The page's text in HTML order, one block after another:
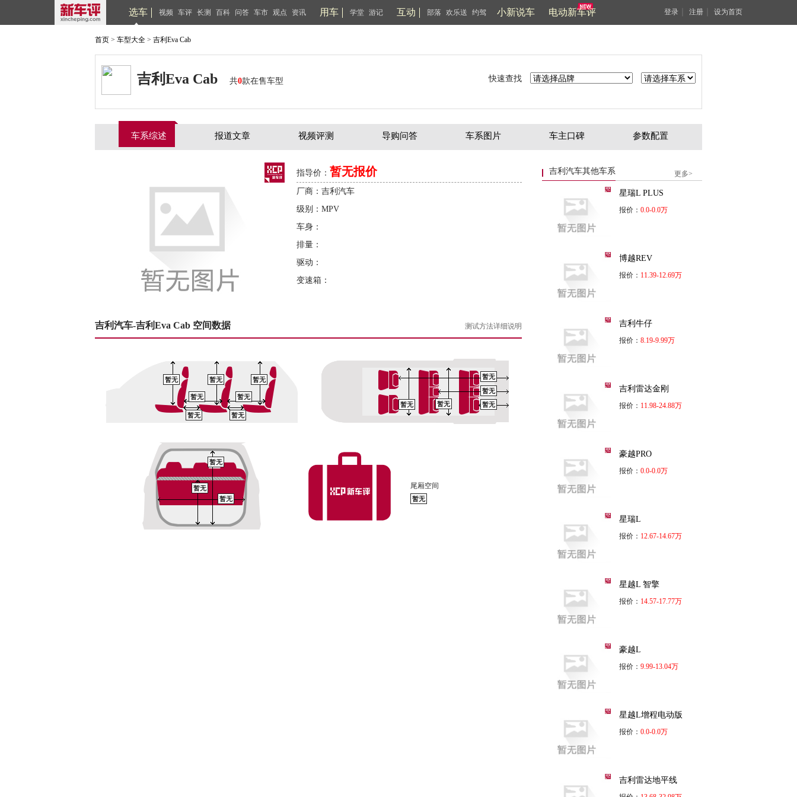
选车 视频 车评 长测 百科 问答 车市 观点 资讯 用车 学堂 游记 互动 部落 欢乐送 约驾 小新说车 电动新车评 登录 注册 设为首页
首页 > 车型大全 > 吉利Eva Cab
吉利Eva Cab 共0款在售车型 快速查找
车系综述 报道文章 视频评测 导购问答 车系图片 车主口碑 参数配置
指导价： 暂无报价
厂商：吉利汽车
级别：MPV
车身：
排量：
驱动：
变速箱：
测试方法详细说明
吉利汽车-吉利Eva Cab 空间数据
暂无 暂无 暂无
暂无
暂无 暂无
暂无
暂无
暂无
暂无
暂无
暂无
暂无
暂无
暂无
尾厢空间
暂无
吉利汽车其他车系 更多>
星瑞L PLUS
报价： 0.0-0.0万
博越REV
报价： 11.39-12.69万
吉利牛仔
报价： 8.19-9.99万
吉利雷达金刚
报价： 11.98-24.88万
豪越PRO
报价： 0.0-0.0万
星瑞L
报价： 12.67-14.67万
星越L 智擎
报价： 14.57-17.77万
豪越L
报价： 9.99-13.04万
星越L增程电动版
报价： 0.0-0.0万
吉利雷达地平线